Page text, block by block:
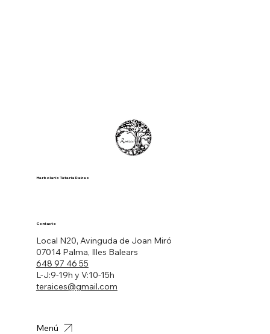
Herbolario Tetería Raíces
Local N20, Avinguda de Joan Miró
07014 Palma, Illes Balears
648 97 46 55
L-J:9-19h y V:10-15h
teraices@gmail.com
Contacto
Menú